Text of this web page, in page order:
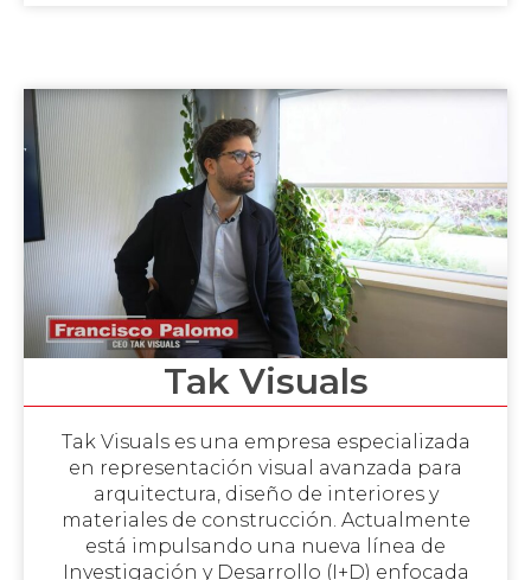
Tak Visuals
Tak Visuals es una empresa especializada
en representación visual avanzada para
arquitectura, diseño de interiores y
materiales de construcción. Actualmente
está impulsando una nueva línea de
Investigación y Desarrollo (I+D) enfocada